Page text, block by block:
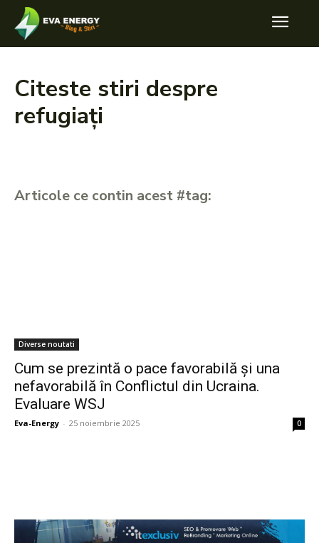
Citeste stiri despre
refugiați
Articole ce contin acest #tag:
Diverse noutati
Cum se prezintă o pace favorabilă și una
nefavorabilă în Conflictul din Ucraina.
Evaluare WSJ
Eva-Energy - 25 noiembrie 2025 0